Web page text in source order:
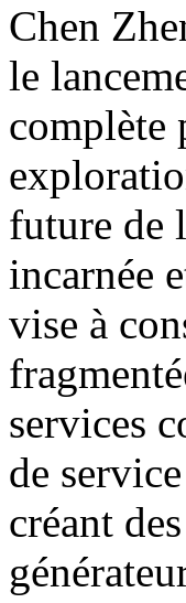
Chen
le
complète
future de
incarnée
vise à
services
de
créant